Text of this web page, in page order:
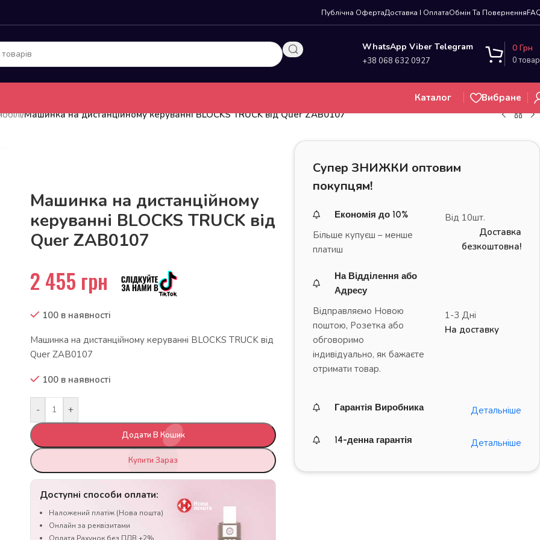
Публічна ОфертаДоставка І ОплатаОбмін Та Повернення
WhatsApp Viber Telegram
+38 068 632 0927 0
0 Грн
Каталог
Вибране
/Машинка на дистанційному керуванні BLOCKS TRUCK від Quer ZAB0107
Машинка на дистанційному
керуванні BLOCKS TRUCK від
Quer ZAB0107
2 455 грн
100 в наявності
Машинка на дистанційному керуванні BLOCKS TRUCK від
Quer ZAB0107
100 в наявності
- +
Додати В Кошик
Купити Зараз
Доступні способи оплати:
Наложений платіж (Нова пошта)
Онлайн за реквізитами
Супер ЗНИЖКИ оптовим
покупцям!
Економія до 10%
Більше купуєш – менше
платиш
Від 10шт.
Доставка
безкоштовна!
На Відділення або
Адресу
Відправляємо Новою
поштою, Розетка або
обговоримо
індивідуально, як бажаєте
отримати товар.
1-3 Дні
На доставку
Гарантія Виробника Детальніше
14-денна гарантія Детальніше